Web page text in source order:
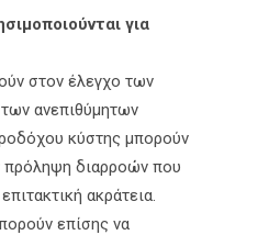
για
στον έλεγχο των
ανεπιθύμητων
κύστης μπορούν
πρόληψη διαρροών που
ακράτεια.
επίσης να